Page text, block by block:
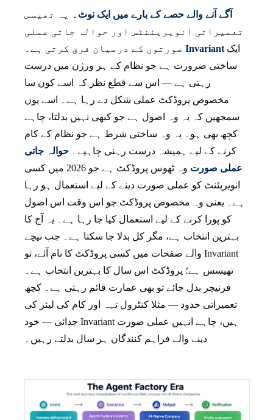
آگے آنے والے حصے کے بارے میں ایک نوٹ۔
یہ تھیسس
تعمیراتی انویریئنٹس اور حوالہ جاتی عملی
Invariant
ساختی ضرورت ہے جو نظام کے ہر ورژن میں درست
رہتی ہے — اس سے قطع نظر کہ اسے کون سا
مخصوص پروڈکٹ عملی شکل دے رہا ہے۔ اسے یوں
سمجھیں کہ یہ وہ اصول ہے جو کبھی نہیں بدلتا، چاہے
کچھ بھی ہو۔ یہ وہ ساختی شرط ہے جو نظام کے کام
کرنے کے لیے ہمیشہ درست رہنی چاہیے۔ حوالہ جاتی
عملی صورت
وہ ٹھوس پروڈکٹ ہے جو 2026 میں کسی
انویریئنٹ کو عملی صورت دینے کے لیے استعمال ہو رہا
ہے۔ یعنی وہ مخصوص پروڈکٹ جو اس وقت اس اصول
کو پورا کرنے کے لیے استعمال کیا جا رہا ہے۔ یہ آج کا
بہترین انتخاب ہے، مگر کل بدلا جا سکتا ہے۔ جب نیچے
والے صفحات میں کسی پروڈکٹ کا نام آئے، تو Invariant
تھیسس ہے؛ پروڈکٹ اس سال کا بہترین انتخاب ہے۔
فرنیچر بدل جائے تو بھی عمارت قائم رہتی ہے۔ کچھ
تعمیراتی حدود — مثلا کنٹرول تہہ اور کام کی لیئر کی
جدائی — خود Invariant ہیں، چاہے انہیں عملی صورت
دینے والے فراہم کنندگان ہر سال بدلتے رہیں۔